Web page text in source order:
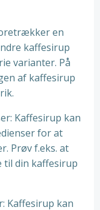
en
kaffesirup
varianter. På
af kaffesirup
Kaffesirup kan
for at
Prøv f.eks. at
til din kaffesirup
Kaffesirup kan